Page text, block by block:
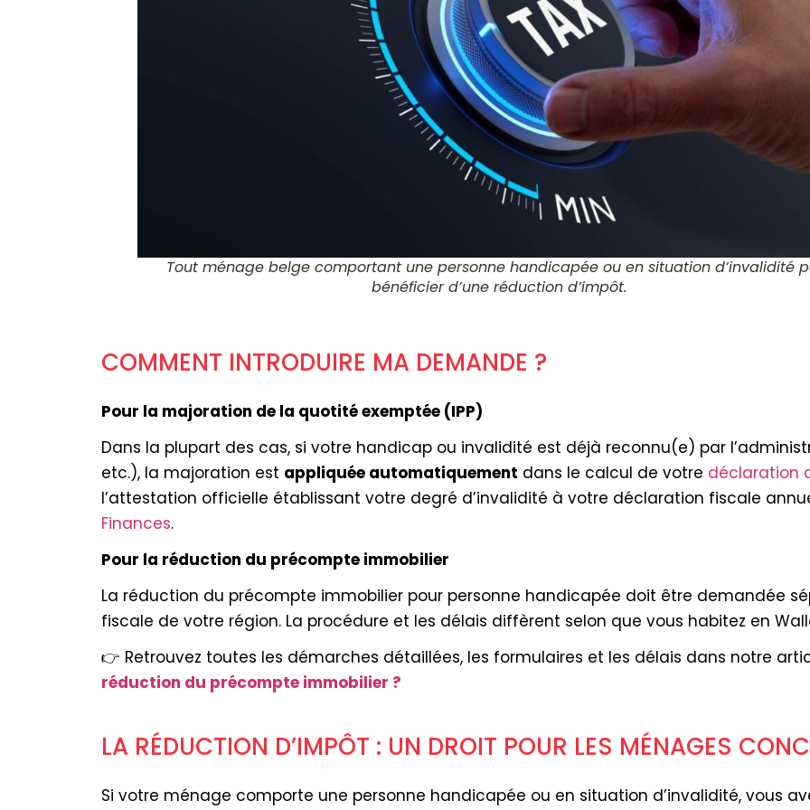
Tout ménage belge comportant une personne handicapée ou en situation d’invalidité
bénéficier d’une réduction d’impôt.
COMMENT INTRODUIRE MA DEMANDE ?
Pour la majoration de la quotité exemptée (IPP)
Dans la plupart des cas, si votre handicap ou invalidité est déjà reconnu(e) par
etc.), la majoration est appliquée automatiquement dans le calcul de votre déclaration
l’attestation officielle établissant votre degré d’invalidité à votre déclaration fiscale
Finances.
Pour la réduction du précompte immobilier
La réduction du précompte immobilier pour personne handicapée doit être demandée
fiscale de votre région. La procédure et les délais diffèrent selon que vous habitez en
👉 Retrouvez toutes les démarches détaillées, les formulaires et les délais dans notre
réduction du précompte immobilier ?
LA RÉDUCTION D’IMPÔT : UN DROIT POUR LES MÉNAGES
Si votre ménage comporte une personne handicapée ou en situation d’invalidité, vous